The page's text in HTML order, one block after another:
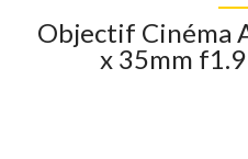
Objectif Cinéma
x 35mm f1.9